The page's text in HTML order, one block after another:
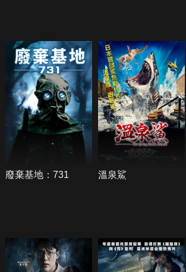
廢棄基地：731 溫泉鯊